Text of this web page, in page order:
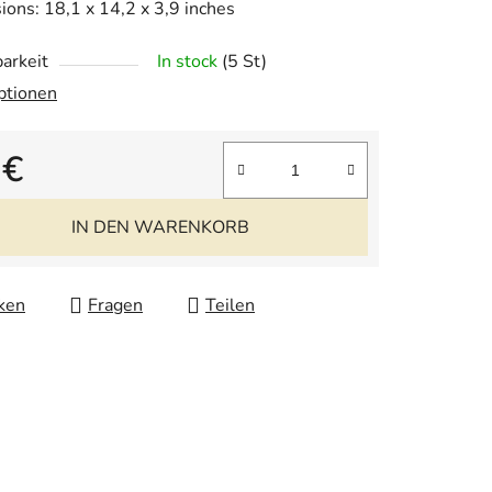
18,1 x 14,2 x 3,9 inches
In stock (5 St)
IN DEN WARENKORB
Fragen Teilen